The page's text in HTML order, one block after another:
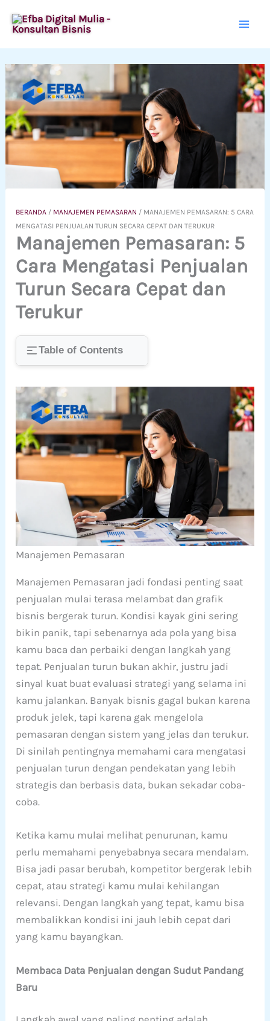
ke
BERANDA / MANAJEMEN PEMASARAN / MANAJEMEN PEMASARAN: 5 CARA
MENGATASI PENJUALAN TURUN SECARA CEPAT DAN TERUKUR
Manajemen Pemasaran: 5
Cara Mengatasi Penjualan
Turun Secara Cepat dan
Terukur
Table of Contents
Manajemen Pemasaran
Manajemen Pemasaran jadi fondasi penting saat
penjualan mulai terasa melambat dan grafik
bisnis bergerak turun. Kondisi kayak gini sering
bikin panik, tapi sebenarnya ada pola yang bisa
kamu baca dan perbaiki dengan langkah yang
tepat. Penjualan turun bukan akhir, justru jadi
sinyal kuat buat evaluasi strategi yang selama ini
kamu jalankan. Banyak bisnis gagal bukan karena
produk jelek, tapi karena gak mengelola
pemasaran dengan sistem yang jelas dan terukur.
Di sinilah pentingnya memahami cara mengatasi
penjualan turun dengan pendekatan yang lebih
strategis dan berbasis data, bukan sekadar coba-
coba.
Ketika kamu mulai melihat penurunan, kamu
perlu memahami penyebabnya secara mendalam.
Bisa jadi pasar berubah, kompetitor bergerak lebih
cepat, atau strategi kamu mulai kehilangan
relevansi. Dengan langkah yang tepat, kamu bisa
membalikkan kondisi ini jauh lebih cepat dari
yang kamu bayangkan.
Membaca Data Penjualan dengan Sudut Pandang
Baru